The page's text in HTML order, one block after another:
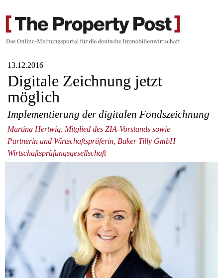
13.12.2016
Digitale Zeichnung jetzt
möglich
Implementierung der digitalen Fondszeichnung
Martina Hertwig, Mitglied des ZIA-Vorstands sowie
Partnerin und Wirtschaftsprüferin, Baker Tilly GmbH
Wirtschaftsprüfungsgesellschaft